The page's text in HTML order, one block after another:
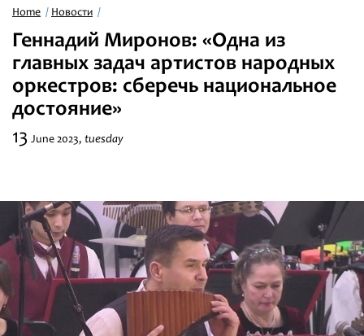
Philharmonic
Current events
Festivals
Home Новости
Геннадий Миронов: «Одна из
главных задач артистов народных
оркестров: сберечь национальное
достояние»
13 June 2023, tuesday